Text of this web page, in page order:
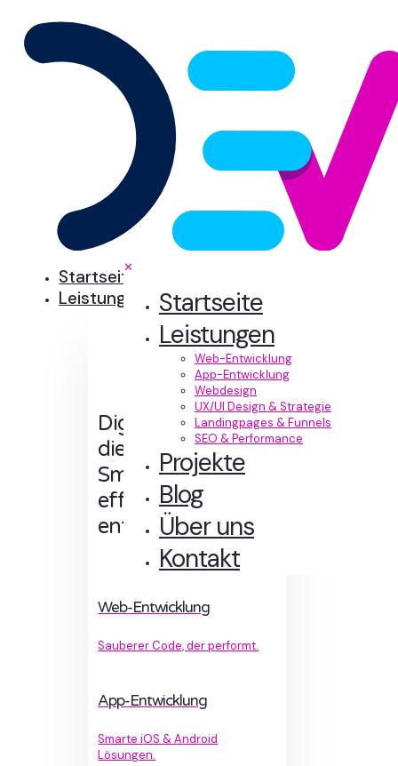
✕
Startseite
Leistungen
Web-Entwicklung
App-Entwicklung
Webdesign
UX/UI Design & Strategie
Landingpages & Funnels
SEO & Performance
Projekte
Blog
Über uns
Kontakt
Startseite
Leistungen
Digitale Erlebnisse,
die Sinn machen.
Smart designt und
effizient
entwickelt.
Web-Entwicklung
Sauberer Code, der performt.
App-Entwicklung
Smarte iOS & Android
Lösungen.